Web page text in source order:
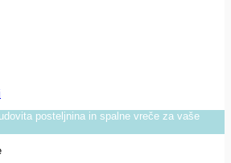
posteljnina in spalne vreče za vaše